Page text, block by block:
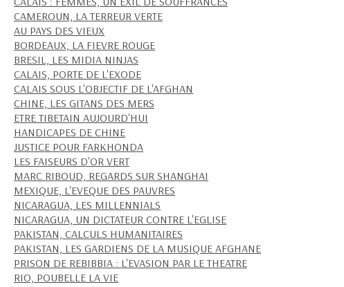
CAMEROUN, LA TERREUR VERTE
AU PAYS DES VIEUX
BORDEAUX, LA FIEVRE ROUGE
BRESIL, LES MIDIA NINJAS
CALAIS, PORTE DE L'EXODE
CALAIS SOUS L'OBJECTIF DE L'AFGHAN
CHINE, LES GITANS DES MERS
ETRE TIBETAIN AUJOURD'HUI
HANDICAPES DE CHINE
JUSTICE POUR FARKHONDA
LES FAISEURS D'OR VERT
MARC RIBOUD, REGARDS SUR SHANGHAI
MEXIQUE, L'EVEQUE DES PAUVRES
NICARAGUA, LES MILLENNIALS
NICARAGUA, UN DICTATEUR CONTRE L'EGLISE
PAKISTAN, CALCULS HUMANITAIRES
PAKISTAN, LES GARDIENS DE LA MUSIQUE AFGHANE
PRISON DE REBIBBIA : L'EVASION PAR LE THEATRE
RIO, POUBELLE LA VIE